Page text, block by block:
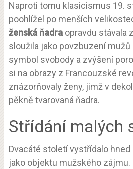
Naproti tomu klasicismus 19.
poohlížel po menších
ženská ňadraopravdu stávala
sloužila jako povzbuzení mužů
symbol svobody a zvýšení
si na obrazy z Francouzské
znázorňovaly ženy, jimž v
pěkně tvarovaná ňadra.
Střídání malých
Dvacáté století vystřídalo
jako objektu mužského